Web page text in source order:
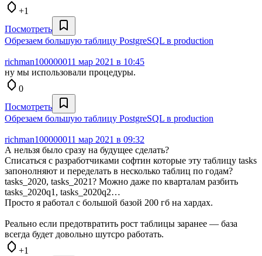
+1
Посмотреть
Обрезаем большую таблицу PostgreSQL в production
richman100000011 мар 2021 в 10:45
ну мы использовали процедуры.
0
Посмотреть
Обрезаем большую таблицу PostgreSQL в production
richman100000011 мар 2021 в 09:32
А нельзя было сразу на будущее сделать?
Списаться с разработчиками софтин которые эту таблицу tasks
запонолняют и переделать в несколько таблиц по годам?
tasks_2020, tasks_2021? Можно даже по кварталам разбить
tasks_2020q1, tasks_2020q2…
Просто я работал с большой базой 200 гб на хардах.
Реально если предотвратить рост таблицы заранее — база
всегда будет довольно шутсро работать.
+1